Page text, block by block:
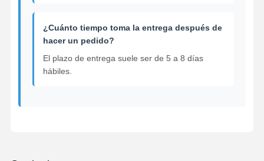
¿Cuánto tiempo toma la entrega después de
hacer un pedido?
El plazo de entrega suele ser de 5 a 8 días
hábiles.